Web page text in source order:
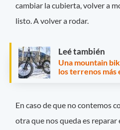
cambiar la cubierta, volver a
listo. A volver a rodar.
Leé también
Una mountain
los terrenos más
En caso de que no contemos
otra que nos queda es reparar